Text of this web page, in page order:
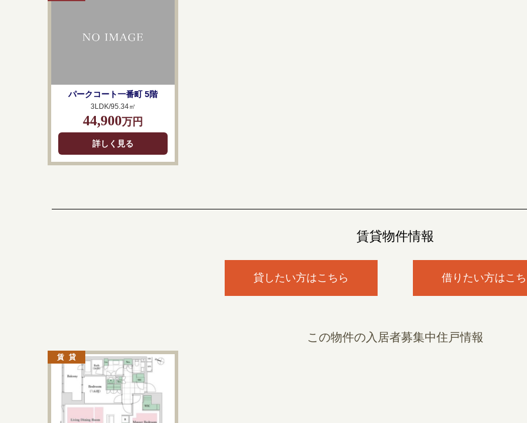
パークコート一番町 5階
3LDK/95.34㎡
44,900万円
詳しく見る
賃貸物件情報
貸したい方はこちら 借りたい方はこ
この物件の入居者募集中住戸情報